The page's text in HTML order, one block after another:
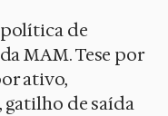
política de
MAM. Tese por
ativo,
de saída